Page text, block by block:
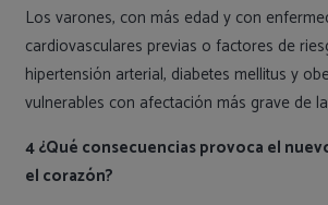
Los varones, con más edad y con
cardiovasculares previas o factores de
hipertensión arterial, diabetes mellitus y
vulnerables con afectación más grave de
4 ¿Qué consecuencias provoca el
el corazón?